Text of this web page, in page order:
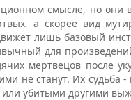
смысле, но они
а скорее вид
лишь базовый
для
мертвецов после
не станут. Их судьба
убитыми другими